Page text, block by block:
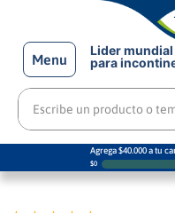
Menu
Lider
para
Escribe un producto o
Agrega $40.000 a tu
$0